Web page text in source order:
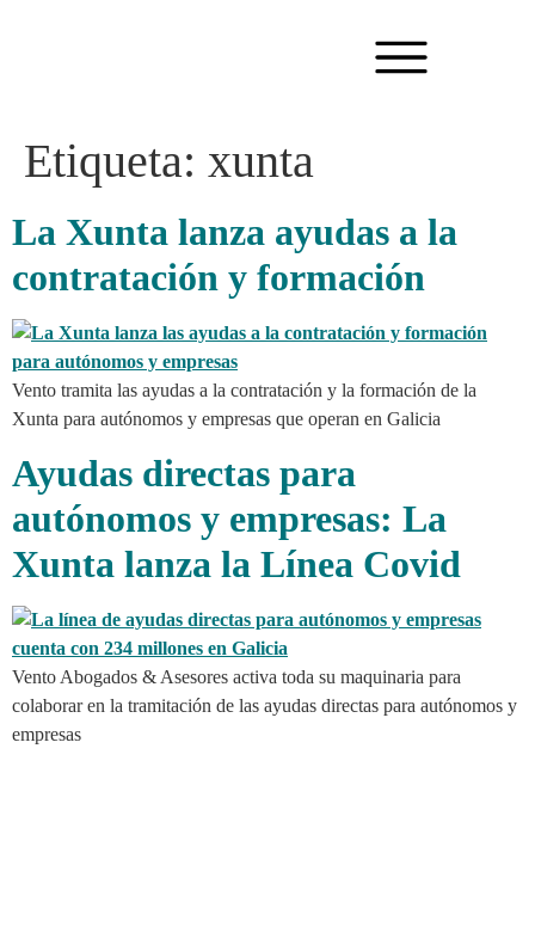
Etiqueta: xunta
La Xunta lanza ayudas a la
contratación y formación
Vento tramita las ayudas a la contratación y la formación de la
Xunta para autónomos y empresas que operan en Galicia
Ayudas directas para
autónomos y empresas: La
Xunta lanza la Línea Covid
Vento Abogados & Asesores activa toda su maquinaria para
colaborar en la tramitación de las ayudas directas para autónomos y
empresas